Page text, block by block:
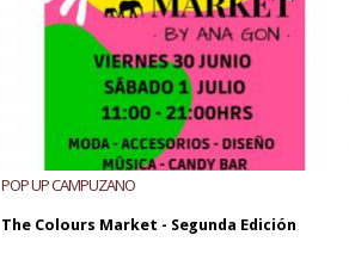
POP UP CAMPUZANO
The Colours Market - Segunda Edición